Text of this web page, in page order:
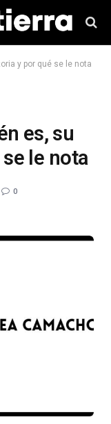
y por qué se le nota
es, su
le nota
0